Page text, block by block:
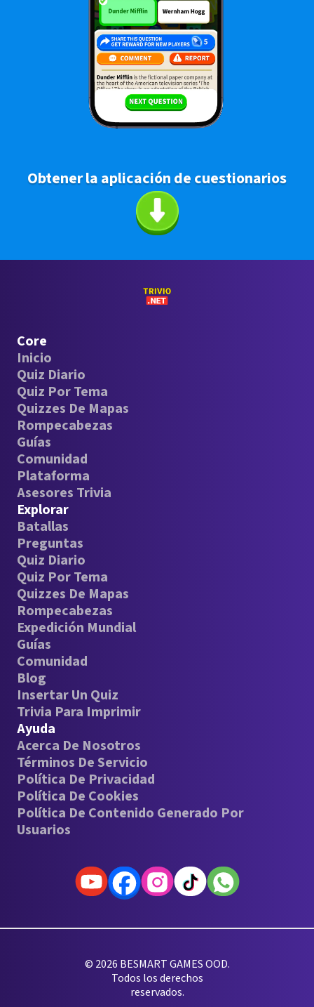
Obtener la aplicación de cuestionarios
Core
Inicio
Quiz Diario
Quiz Por Tema
Quizzes De Mapas
Rompecabezas
Guías
Comunidad
Plataforma
Asesores Trivia
Explorar
Batallas
Preguntas
Quiz Diario
Quiz Por Tema
Quizzes De Mapas
Rompecabezas
Expedición Mundial
Guías
Comunidad
Blog
Insertar Un Quiz
Trivia Para Imprimir
Ayuda
Acerca De Nosotros
Términos De Servicio
Política De Privacidad
Política De Cookies
Política De Contenido Generado Por
Usuarios
© 2026 BESMART GAMES OOD.
Todos los derechos
reservados.